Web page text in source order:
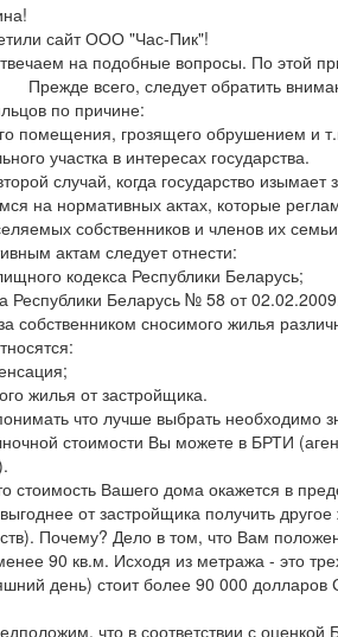
сайт ООО "Час-Пик"!
на подобные вопросы. По этой
всего, следует обратить
по причине:
помещения, грозящего обрушением и
участка в интересах государства.
случай, когда государство изымает
на нормативных актах, которые
собственников и членов их
актам следует отнести:
кодекса Республики Беларусь;
Беларусь № 58 от
сносимого жилья
жилья от застройщика.
что лучше выбрать необходимо
стоимости Вы можете в БРТИ
Вашего дома окажется в
от застройщика получить
Почему? Дело в том, что Вам
90 кв.м. Исходя из метража - это
день) стоит более 90 000 долларов
что в соответствии с